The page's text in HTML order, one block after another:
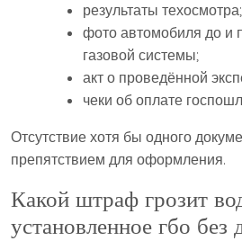
результаты техосмотра;
фото автомобиля до и
газовой системы;
акт о проведённой
чеки об оплате
Отсутствие хотя бы одного
препятствием для оформления.
Какой штраф грозит
установленное гбо без